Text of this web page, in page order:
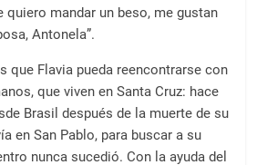
quiero mandar un beso, me gustan
Antonela”.
que Flavia pueda reencontrarse con
que viven en Santa Cruz: hace
Brasil después de la muerte de su
en San Pablo, para buscar a su
nunca sucedió. Con la ayuda del